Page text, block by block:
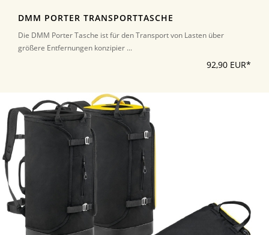
DMM PORTER TRANSPORTTASCHE
Die DMM Porter Tasche ist für den Transport von Lasten über
größere Entfernungen konzipier ...
92,90 EUR*